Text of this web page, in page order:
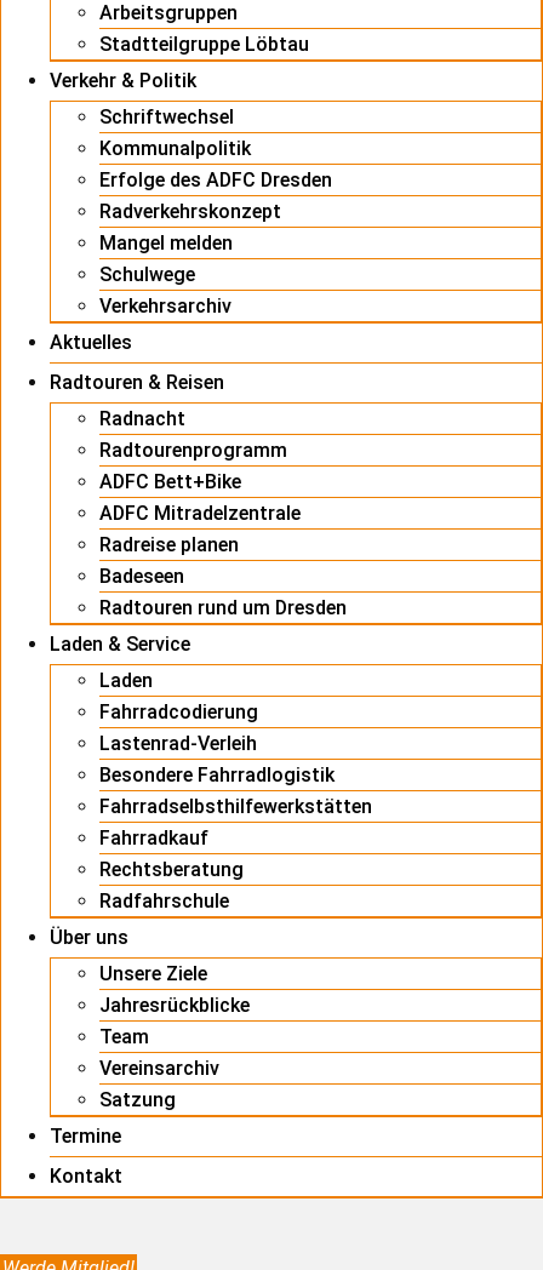
Arbeitsgruppen
Stadtteilgruppe Löbtau
Verkehr & Politik
Schriftwechsel
Kommunalpolitik
Erfolge des ADFC Dresden
Radverkehrskonzept
Mangel melden
Schulwege
Verkehrsarchiv
Aktuelles
Radtouren & Reisen
Radnacht
Radtourenprogramm
ADFC Bett+Bike
ADFC Mitradelzentrale
Radreise planen
Badeseen
Radtouren rund um Dresden
Laden & Service
Laden
Fahrradcodierung
Lastenrad-Verleih
Besondere Fahrradlogistik
Fahrradselbsthilfewerkstätten
Fahrradkauf
Rechtsberatung
Radfahrschule
Über uns
Unsere Ziele
Jahresrückblicke
Team
Vereinsarchiv
Satzung
Termine
Kontakt